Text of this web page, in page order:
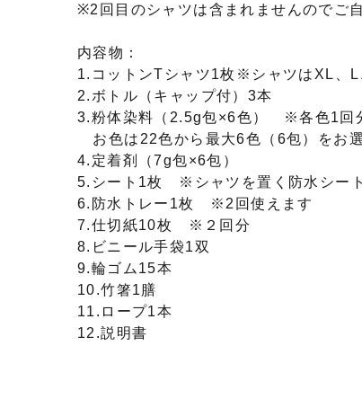
※2回目のシャツは含まれませんのでご
内容物：
1.コットンTシャツ1枚※シャツはXL、
2.ボトル（キャップ付）3本
3.粉体染料（2.5g包×6色） ※各色1回
お色は22色から最大6色（6包）をお選
4.定着剤（7g包×6包）
5.シート1枚 ※シャツを置く防水シー
6.防水トレー1枚 ※2回使えます
7.仕切紙10枚 ※２回分
8.ビニール手袋1双
9.輪ゴム15本
10.竹箸1膳
11.ロープ1本
12.説明書